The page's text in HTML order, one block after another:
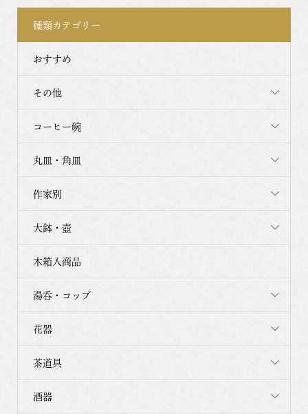
種類カテゴリー
おすすめ
その他
コーヒー碗
丸皿・角皿
作家別
大鉢・壺
木箱入商品
湯呑・コップ
花器
茶道具
酒器